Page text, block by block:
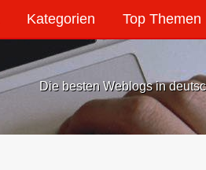
Kategorien Top Themen
Die besten Weblogs in